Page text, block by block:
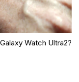
Watch Ultra2?